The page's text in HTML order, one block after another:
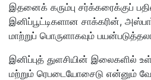
இதனைக் கரும்பு சர்க்கரைக்குப்
இனிப்பூட்டிகளான சாக்கரின்,
மாற்றுப் பொருளாகவும்
இனிப்புத் துளசியின் இலைகளில்
மற்றும் ரெபடையோசைடு என்னும்